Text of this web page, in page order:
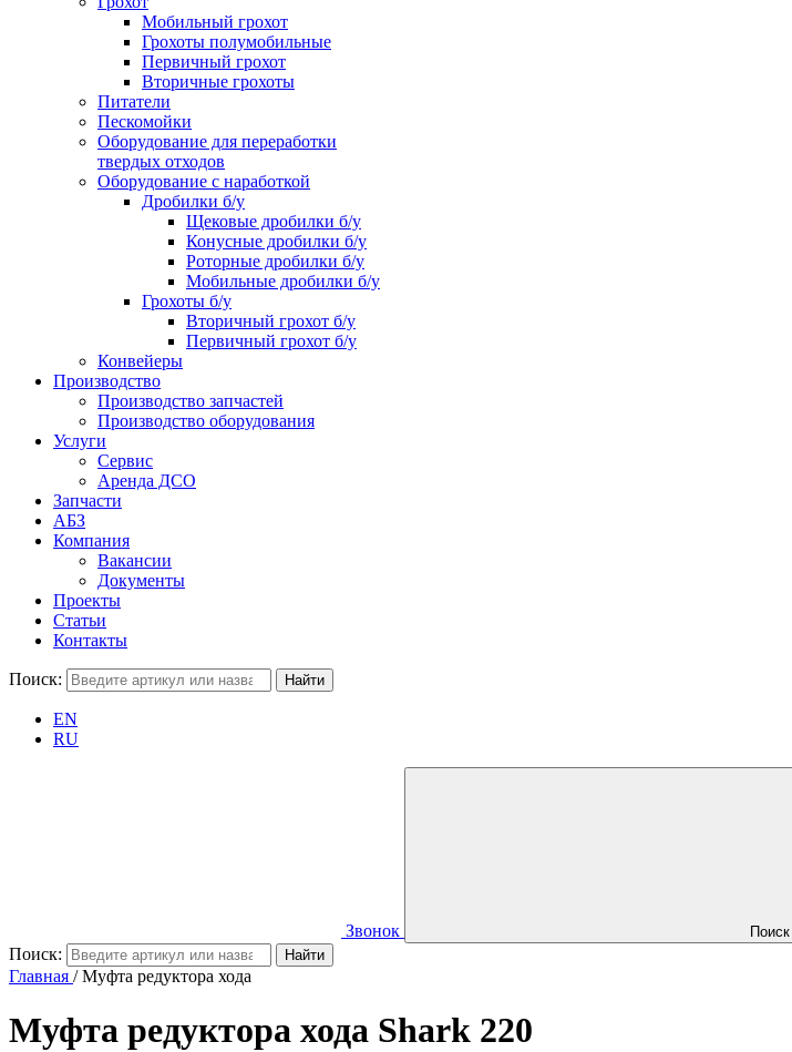
Мобильный грохот
Грохоты полумобильные
Первичный грохот
Вторичные грохоты
Питатели
Пескомойки
Оборудование для переработки
твердых отходов
Оборудование с наработкой
Дробилки б/у
Щековые дробилки б/у
Конусные дробилки б/у
Роторные дробилки б/у
Мобильные дробилки б/у
Грохоты б/у
Вторичный грохот б/у
Первичный грохот б/у
Конвейеры
Производство
Производство запчастей
Производство оборудования
Услуги
Сервис
Аренда ДСО
Запчасти
АБЗ
Компания
Вакансии
Документы
Проекты
Статьи
Контакты
Поиск:
EN
RU
Звонок Поиск
Поиск:
Главная /Муфта редуктора хода
Муфта редуктора хода Shark 220